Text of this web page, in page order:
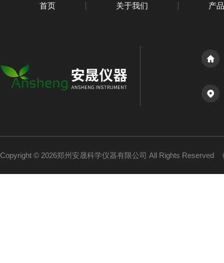
首页 关于我们 产
Copyright © 2026郑州安晟科学仪器有限公司 All Rights Reserved